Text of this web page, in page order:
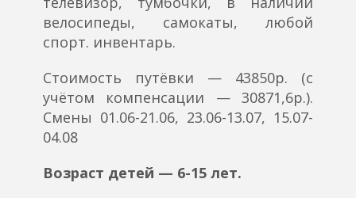
велосипеды, самокаты, любой
спорт. инвентарь.
Стоимость путёвки — 43850р. (с
учётом компенсации — 30871,6р.).
Смены 01.06-21.06, 23.06-13.07, 15.07-
04.08
Возраст детей — 6-15 лет.